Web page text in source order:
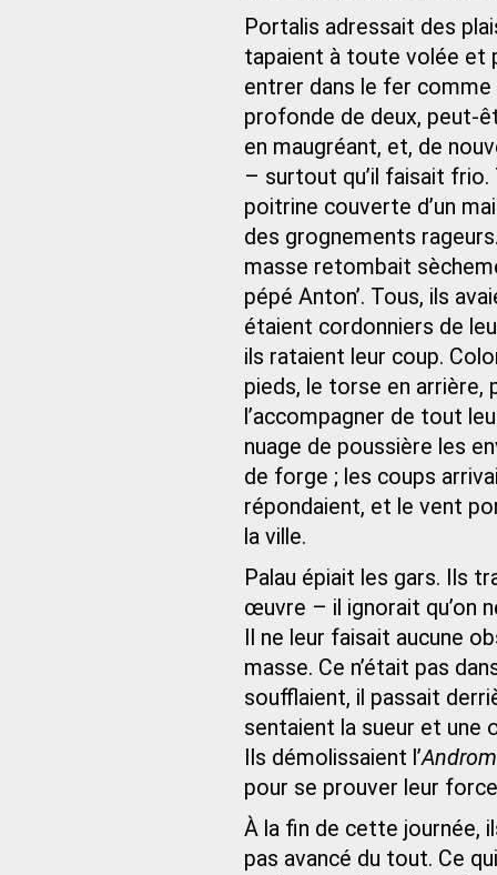
Portalis adressait des
tapaient à toute volée et
entrer dans le fer comme
profonde de deux, peut-
en maugréant, et, de
– surtout qu’il faisait
poitrine couverte d’un
des grognements
masse retombait
pépé Anton’. Tous, ils
étaient cordonniers de
ils rataient leur coup.
pieds, le torse en arrière,
l’accompagner de tout
nuage de poussière les
de forge ; les coups
répondaient, et le vent
la ville.
Palau épiait les gars. Ils
œuvre – il ignorait qu’on
Il ne leur faisait aucune
masse. Ce n’était pas
soufflaient, il passait
sentaient la sueur et une
Ils démolissaient l’
pour se prouver leur
À la fin de cette journée,
pas avancé du tout. Ce